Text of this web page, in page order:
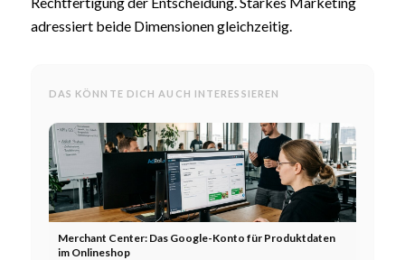
adressiert beide Dimensionen gleichzeitig.
DAS KÖNNTE DICH AUCH INTERESSIEREN
Merchant Center: Das Google-Konto für Produktdaten
im Onlineshop